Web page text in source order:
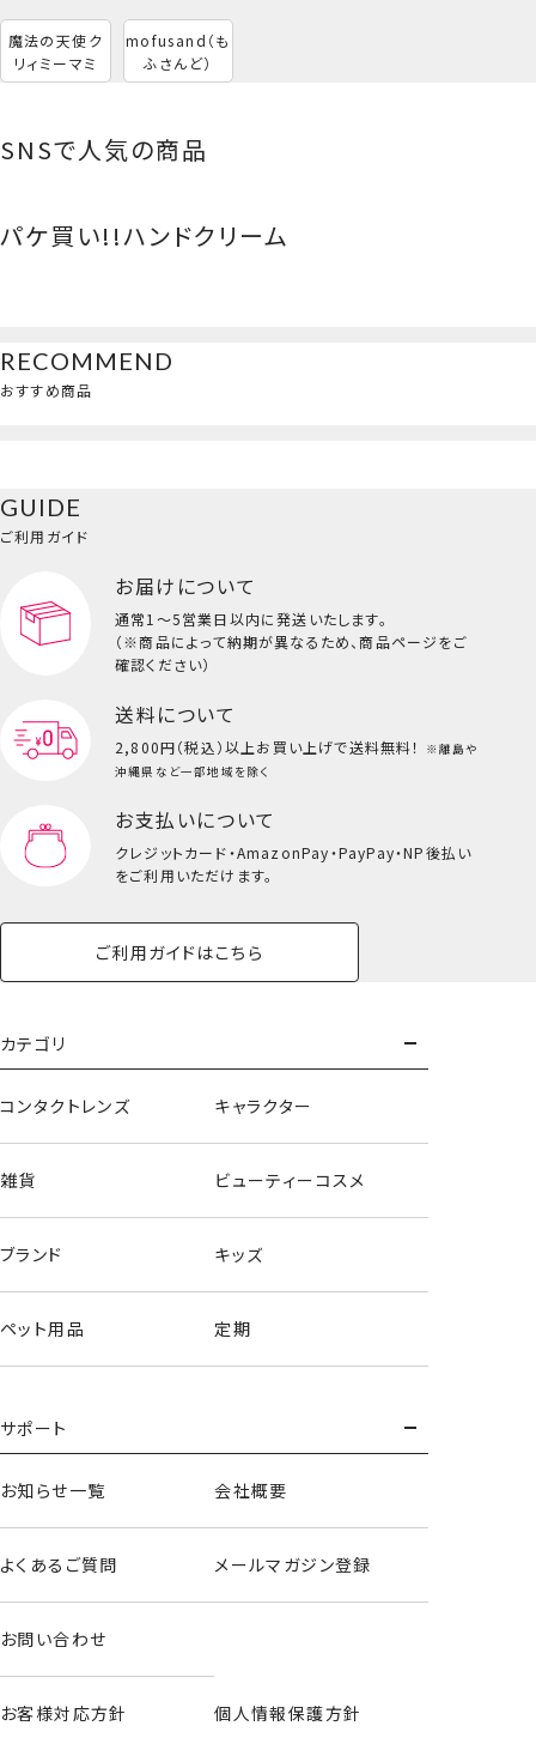
魔法の天使ク
リィミーマミ
mofusand（も
ふさんど）
テコアラのマー
チ）
SNSで人気の商品
パケ買い!!ハンドクリーム
RECOMMEND
おすすめ商品
GUIDE
ご利用ガイド
お届けについて
通常1～5営業日以内に発送いたします。
（※商品によって納期が異なるため、商品ページをご
確認ください）
送料について
2,800円（税込）以上お買い上げで送料無料！
※離島や
沖縄県など一部地域を除く
お支払いについて
クレジットカード・AmazonPay・PayPay・NP後払い
をご利用いただけます。
ご利用ガイドはこちら
カテゴリ
コンタクトレンズ キャラクター
雑貨 ビューティーコスメ
ブランド キッズ
ペット用品 定期
サポート
お知らせ一覧 会社概要
よくあるご質問 メールマガジン登録
お問い合わせ
お客様対応方針 個人情報保護方針